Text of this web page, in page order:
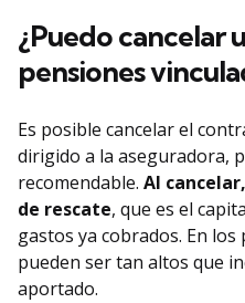
¿Puedo cancelar
pensiones
Es posible cancelar el
dirigido a la aseguradora,
recomendable. Al
de rescate, que es el
gastos ya cobrados. En
pueden ser tan altos que
aportado.